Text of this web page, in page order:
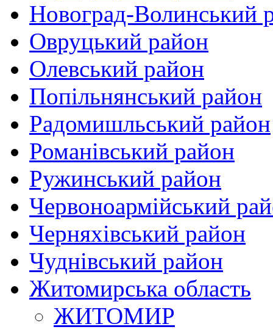
Новоград-Волинський
Овруцький район
Олевський район
Попільнянський район
Радомишльський район
Романівський район
Ружинський район
Червоноармійський
Черняхівський район
Чуднівський район
Житомирська область
ЖИТОМИР